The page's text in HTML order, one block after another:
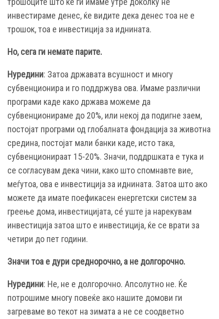
инвестираме денес, ќе видите дека денес тоа не е
трошок, тоа е инвестиција за иднината.
Но, сега ги немате парите.
Нуредини: Затоа државата всушност и многу
субвенционира и го поддржува ова. Имаме различни
програми каде како држава можеме да
субвенционираме до 20%, или некој да подигне заем,
постојат програми од глобалната фондација за животна
средина, постојат мали банки каде, исто така,
субвенционираат 15-20%. Значи, поддршката е тука и
се согласувам дека чини, како што спомнавте вие,
меѓутоа, ова е инвестиција за иднината. Затоа што ако
можете да имате поефикасен енергетски систем за
греење дома, инвестицијата, сé уште ја нарекувам
инвестиција затоа што е инвестиција, ќе се врати за
четири до пет години.
Значи тоа е дури среднорочно, а не долгорочно.
Нуредини: Не, не е долгорочно. Апсолутно не. Ќе
потрошиме многу повеќе ако нашите домови ги
загреваме во текот на зимата а не се соодветно